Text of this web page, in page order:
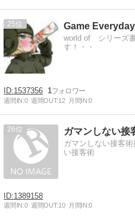
25 Game Everyday
world of シリーズ
す！・・
1537356 1
週間IN:0 週間OUT:12 月間IN:0
26 ガマンしない接
ガマンしない接客
い接客術
1389158
週間IN:0 週間OUT:10 月間IN:0